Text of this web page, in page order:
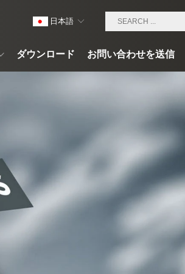
ダウンロード お問い合わせを送信
日本語